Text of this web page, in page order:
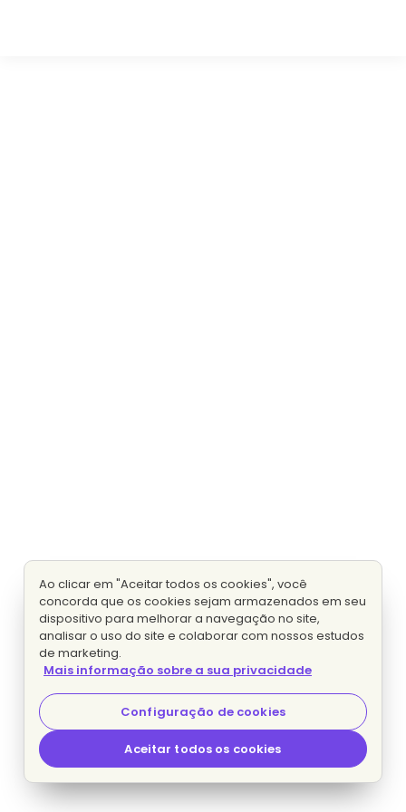
Ao clicar em "Aceitar todos os cookies", você
concorda que os cookies sejam armazenados em seu
dispositivo para melhorar a navegação no site,
analisar o uso do site e colaborar com nossos estudos
de marketing.
Mais informação sobre a sua privacidade
Configuração de cookies
Aceitar todos os cookies